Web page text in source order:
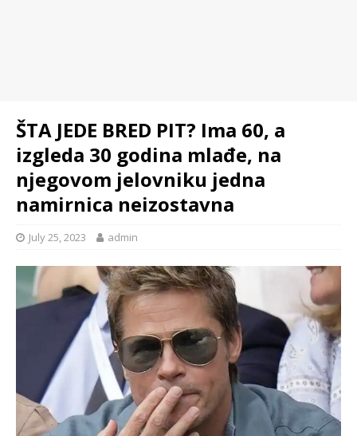
ŠTA JEDE BRED PIT? Ima 60, a
izgleda 30 godina mlađe, na
njegovom jelovniku jedna
namirnica neizostavna
July 25, 2023 admin